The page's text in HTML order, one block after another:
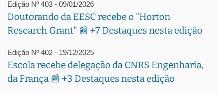
Edição Nº 403 - 09/01/2026
Doutorando da EESC recebe o "Horton
Research Grant" 📰 +7 Destaques nesta edição
Edição Nº 402 - 19/12/2025
Escola recebe delegação da CNRS Engenharia,
da França 📰 +3 Destaques nesta edição